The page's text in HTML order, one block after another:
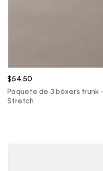
$54.50
Paquete de 3 bóxers trunk
Stretch